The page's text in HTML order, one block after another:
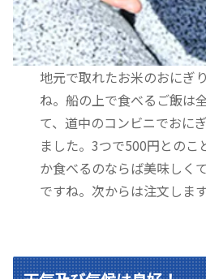
地元で取れたお米のおにぎ
ね。船の上で食べるご飯は
て、道中のコンビニでおに
ました。3つで500円とのこ
か食べるのならば美味しく
ですね。次からは注文しま